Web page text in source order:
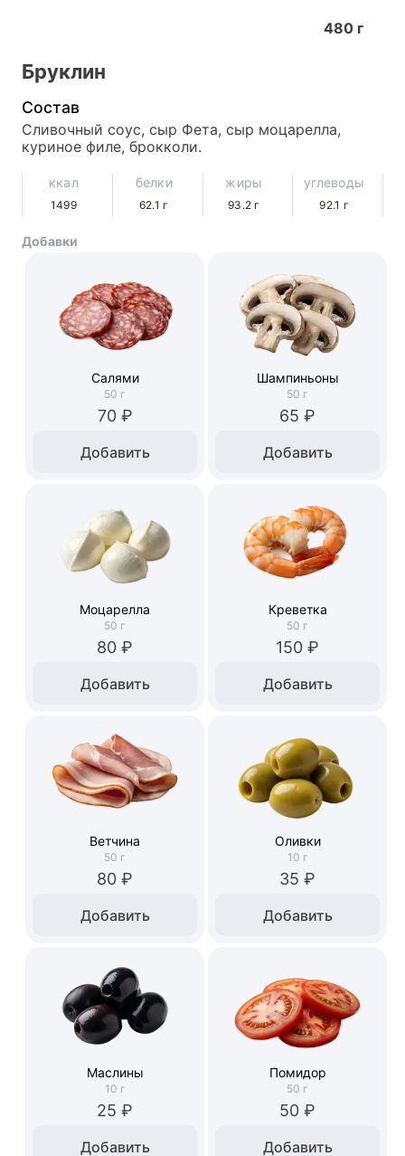
480 г
Бруклин
Состав
Сливочный соус, сыр Фета, сыр моцарелла,
куриное филе, брокколи.
ккал
1499
белки
62.1 г
жиры
93.2 г
углеводы
92.1 г
Добавки
Салями
50 г
70 ₽
Добавить
Шампиньоны
50 г
65 ₽
Добавить
Моцарелла
50 г
80 ₽
Добавить
Креветка
50 г
150 ₽
Добавить
Ветчина
50 г
80 ₽
Добавить
Оливки
10 г
35 ₽
Добавить
Маслины
10 г
25 ₽
Добавить
Помидор
50 г
50 ₽
Добавить